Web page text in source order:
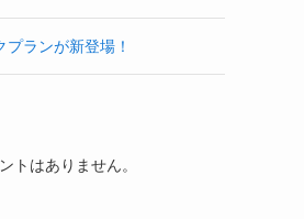
プランが新登場！
トはありません。